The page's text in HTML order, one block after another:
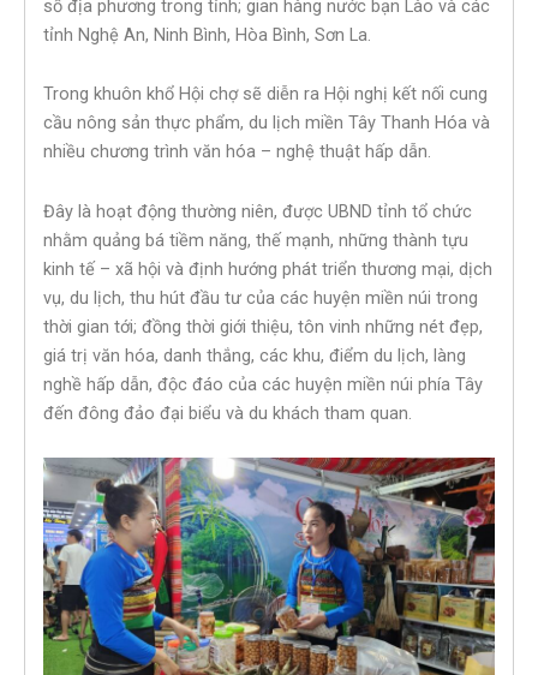
số địa phương trong tỉnh; gian hàng nước bạn Lào và các
tỉnh Nghệ An, Ninh Bình, Hòa Bình, Sơn La.
Trong khuôn khổ Hội chợ sẽ diễn ra Hội nghị kết nối cung
cầu nông sản thực phẩm, du lịch miền Tây Thanh Hóa và
nhiều chương trình văn hóa – nghệ thuật hấp dẫn.
Đây là hoạt động thường niên, được UBND tỉnh tổ chức
nhằm quảng bá tiềm năng, thế mạnh, những thành tựu
kinh tế – xã hội và định hướng phát triển thương mại, dịch
vụ, du lịch, thu hút đầu tư của các huyện miền núi trong
thời gian tới; đồng thời giới thiệu, tôn vinh những nét đẹp,
giá trị văn hóa, danh thắng, các khu, điểm du lịch, làng
nghề hấp dẫn, độc đáo của các huyện miền núi phía Tây
đến đông đảo đại biểu và du khách tham quan.